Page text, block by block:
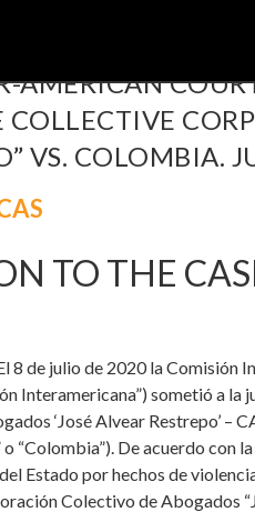
AMERICAN
VS. COLOMBIA.
TO THE
8 de julio de 2020 la Comisión
Interamericana”) sometió a
‘José Alvear Restrepo’ –
o “Colombia”). De acuerdo con
Estado por hechos de
Colectivo de Abogados